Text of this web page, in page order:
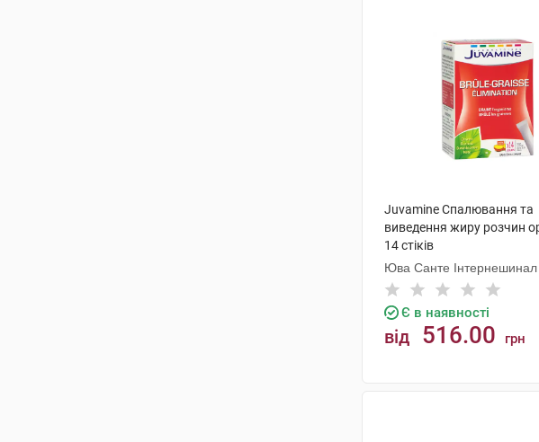
Juvamine Спалювання та
виведення жиру розчин
14 стіків
Юва Санте Інтернешинал
Є в наявності
від 516.00 грн